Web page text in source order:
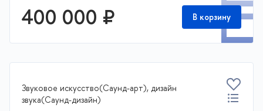
400 000 ₽ В корзину
Звуковое искусство(Саунд-арт), дизайн
звука(Саунд-дизайн)